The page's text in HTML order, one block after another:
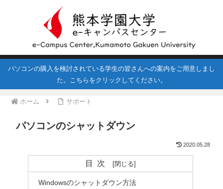
パソコンの購入を検討されている学生の皆さんへの案内をご用意しまし
た。こちらをクリックしてください。
ホーム サポート
パソコンのシャットダウン
2020.05.28
目次
Windowsのシャットダウン方法